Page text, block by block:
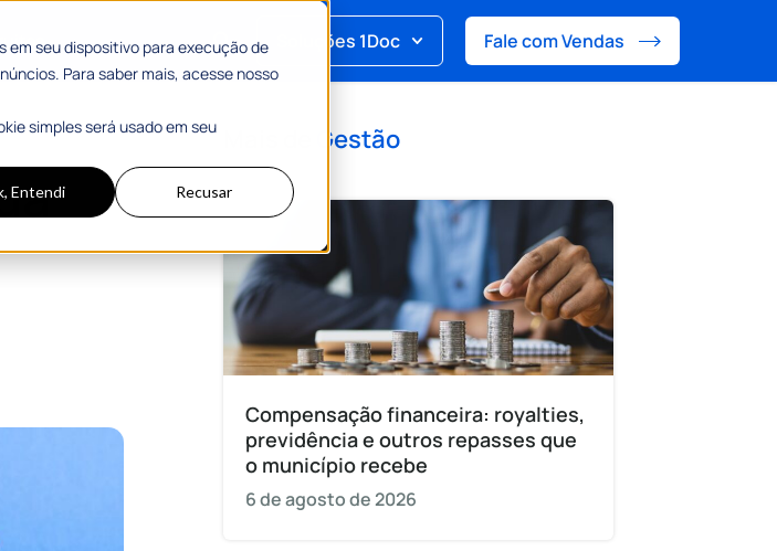
em seu dispositivo para execução de
Para saber mais, acesse nosso
simples será usado em seu
Entendi Recusar
Soluções 1Doc Fale com Vendas
Gestão
Compensação financeira: royalties,
previdência e outros repasses que
o município recebe
6 de agosto de 2026